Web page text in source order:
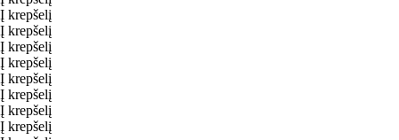
Į krepšelį
Į krepšelį
Į krepšelį
Į krepšelį
Į krepšelį
Į krepšelį
Į krepšelį
Į krepšelį